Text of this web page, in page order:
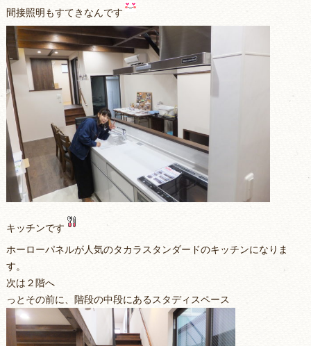
間接照明もすてきなんです
キッチンです
ホーローパネルが人気のタカラスタンダードのキッチンになりま
す。
次は２階へ
っとその前に、階段の中段にあるスタディスペース